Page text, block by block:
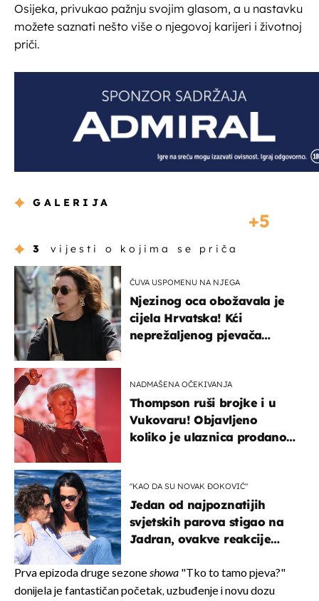
Osijeka, privukao pažnju svojim glasom, a u nastavku
možete saznati nešto više o njegovoj karijeri i životnoj
priči.
GALERIJA
5
3 vijesti o kojima se priča
ČUVA USPOMENU NA NJEGA
Njezinog oca obožavala je
cijela Hrvatska! Kći
neprežaljenog pjevača
NADMAŠENA OČEKIVANJA
Thompson ruši brojke i u
Vukovaru! Objavljeno
koliko je ulaznica prodano
"KAO DA SU NOVAK ĐOKOVIĆ"
Jedan od najpoznatijih
svjetskih parova stigao na
Jadran, ovakve reakcije
Prva epizoda druge sezoneshowa "Tko to tamo pjeva?"
donijela je fantastičan početak, uzbuđenje i novu dozu